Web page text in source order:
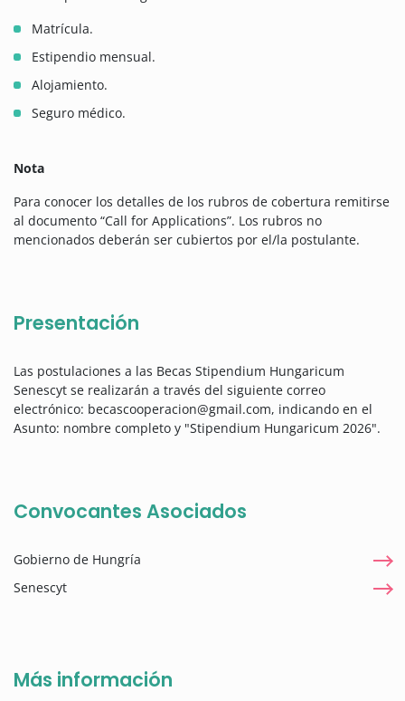
Matrícula.
Estipendio mensual.
Alojamiento.
Seguro médico.
Nota
Para conocer los detalles de los rubros de cobertura remitirse
al documento “Call for Applications”. Los rubros no
mencionados deberán ser cubiertos por el/la postulante.
Presentación
Las postulaciones a las Becas Stipendium Hungaricum
Senescyt se realizarán a través del siguiente correo
electrónico: becascooperacion@gmail.com, indicando en el
Asunto: nombre completo y "Stipendium Hungaricum 2026".
Convocantes Asociados
Gobierno de Hungría
Senescyt
Más información